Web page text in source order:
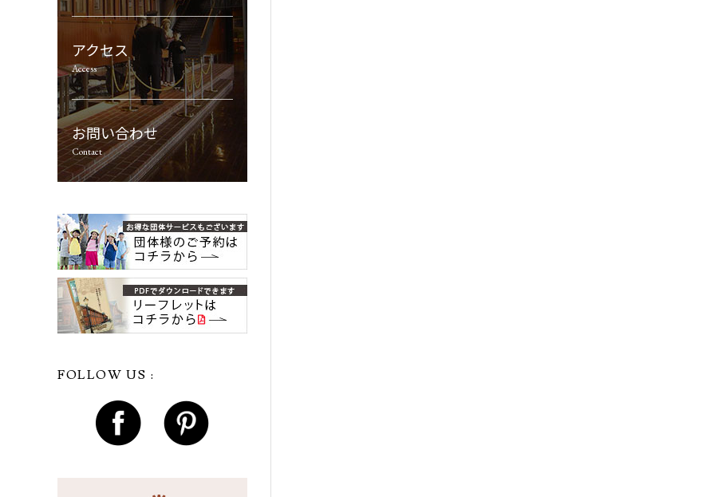
アクセス
Access
お問い合わせ
Contact
FOLLOW US :